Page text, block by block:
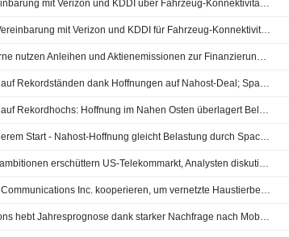
BMW schließt Vereinbarung mit Verizon und KDDI über Fahrzeug-Konnektivitätsdienste in den USA
BMW sichert sich Vereinbarung mit Verizon und KDDI für Fahrzeug-Konnektivitätsdienste in den USA
Technologiekonzerne nutzen Anleihen und Aktienemissionen zur Finanzierung des KI- und Cloud-Ausbaus
S&P 500 und Dow auf Rekordständen dank Hoffnungen auf Nahost-Deal; SpaceX und AMD belasten
S&P 500 und Dow auf Rekordhochs: Hoffnung im Nahen Osten überlagert Belastung durch SpaceX und AMD
Wall Street vor höherem Start - Nahost-Hoffnung gleicht Belastung durch SpaceX und AMD aus
SpaceX' Mobilfunkambitionen erschüttern US-Telekommarkt, Analysten diskutieren Bedrohung
Fi Inc. und Verizon Communications Inc. kooperieren, um vernetzte Haustierbetreuung in das moderne Familien-Ökosystem zu integrieren
SBA Communications hebt Jahresprognose dank starker Nachfrage nach Mobilfunkmast-Vermietungen an